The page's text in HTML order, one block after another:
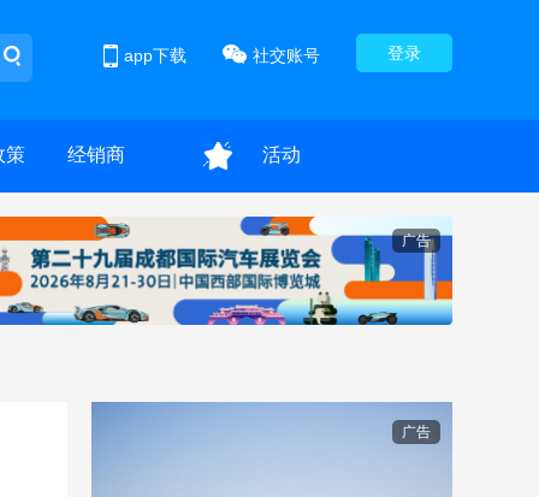
登录
社交账号
app下载
策 经销商 活动
广告
广告